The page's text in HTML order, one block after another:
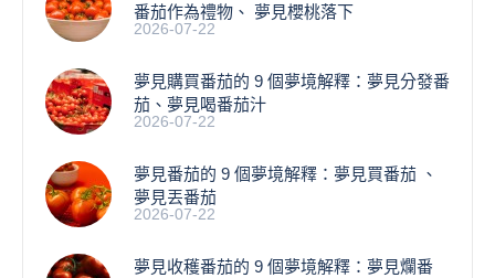
番茄作為禮物、 夢見櫻桃落下
2026-07-22
夢見購買番茄的 9 個夢境解釋：夢見分發番
茄、夢見喝番茄汁
2026-07-22
夢見番茄的 9 個夢境解釋：夢見買番茄 、
夢見丟番茄
2026-07-22
夢見收穫番茄的 9 個夢境解釋：夢見爛番